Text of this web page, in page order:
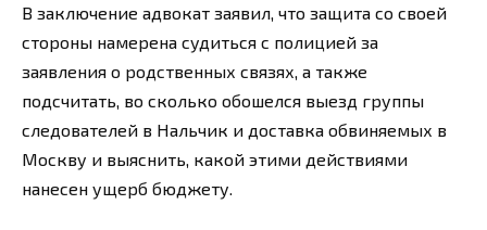
В заключение адвокат заявил, что защита со своей
стороны намерена судиться с полицией за
заявления о родственных связях, а также
подсчитать, во сколько обошелся выезд группы
следователей в Нальчик и доставка обвиняемых в
Москву и выяснить, какой этими действиями
нанесен ущерб бюджету.